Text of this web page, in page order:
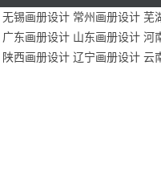
无锡画册设计 常州画册设计 芜
广东画册设计 山东画册设计 河
陕西画册设计 辽宁画册设计 云